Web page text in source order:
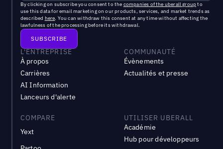
By clicking on subscribe you consent to the companies of the uberall groupto
use this data for email marketing on our products, services, and market trends as
described here. You can withdraw this consent at any time without affecting the
lawfulness of the processing before its withdrawal.
L'ENTREPRISE
À propos
Carrières
AI Information
Lanceurs d'alerte
COMMUNAUTÉ
Évènements
Actualités et presse
COMPARE
Yext
UTILISER UBERALL
Académie
Hub pour développeurs